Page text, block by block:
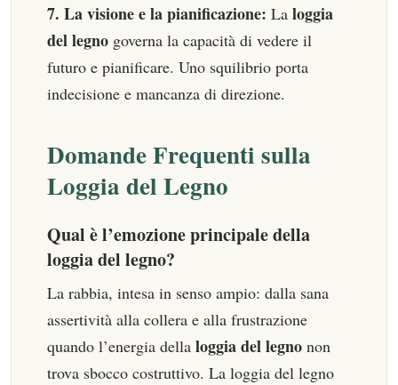
7. La visione e la pianificazione: La loggia
del legno governa la capacità di vedere il
futuro e pianificare. Uno squilibrio porta
indecisione e mancanza di direzione.
Domande Frequenti sulla
Loggia del Legno
Qual è l’emozione principale della
loggia del legno?
La rabbia, intesa in senso ampio: dalla sana
assertività alla collera e alla frustrazione
quando l’energia della loggia del legno non
trova sbocco costruttivo. La loggia del legno